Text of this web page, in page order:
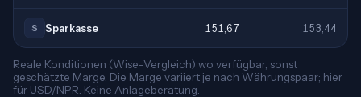
S Sparkasse 151,67 153,44
Reale Konditionen (Wise-Vergleich) wo verfügbar, sonst
geschätzte Marge. Die Marge variiert je nach Währungspaar; hier
für USD/NPR. Keine Anlageberatung.